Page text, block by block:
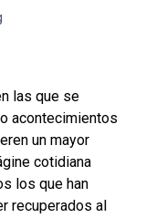
las que se
acontecimientos
un mayor
cotidiana
los que han
recuperados al